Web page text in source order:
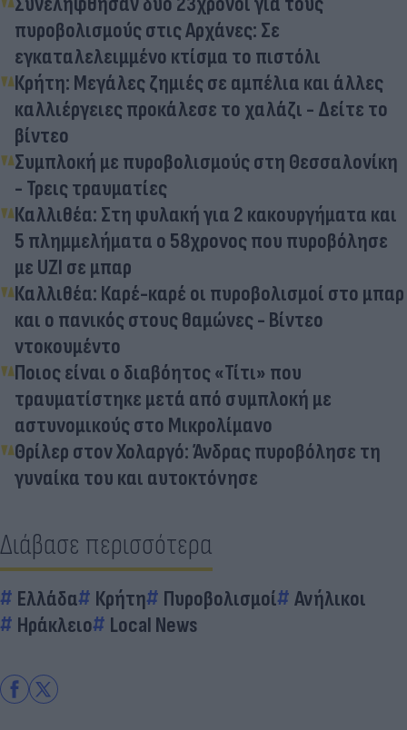
πυροβολισμούς στις Αρχάνες: Σε
εγκαταλελειμμένο κτίσμα το πιστόλι
Κρήτη: Μεγάλες ζημιές σε αμπέλια και άλλες
καλλιέργειες προκάλεσε το χαλάζι - Δείτε το
βίντεο
Συμπλοκή με πυροβολισμούς στη Θεσσαλονίκη
- Τρεις τραυματίες
Καλλιθέα: Στη φυλακή για 2 κακουργήματα και
5 πλημμελήματα ο 58χρονος που πυροβόλησε
με UZI σε μπαρ
Καλλιθέα: Καρέ-καρέ οι πυροβολισμοί στο μπαρ
και ο πανικός στους θαμώνες - Βίντεο
ντοκουμέντο
Ποιος είναι ο διαβόητος «Τίτι» που
τραυματίστηκε μετά από συμπλοκή με
αστυνομικούς στο Μικρολίμανο
Θρίλερ στον Χολαργό: Άνδρας πυροβόλησε τη
γυναίκα του και αυτοκτόνησε
Διάβασε περισσότερα
Ελλάδα Κρήτη Πυροβολισμοί
Ανήλικοι
Ηράκλειο
Local News